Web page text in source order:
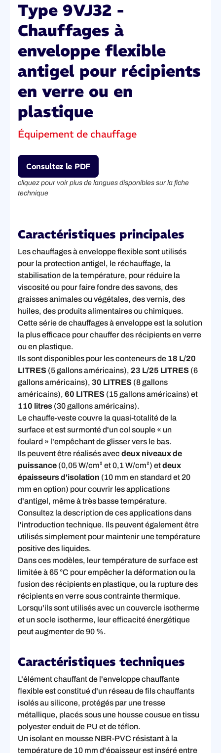
Type 9VJ32 -
Chauffages à
enveloppe flexible
antigel pour récipients
en verre ou en
plastique
Équipement de chauffage
Consultez le PDF
cliquez pour voir plus de langues disponibles sur la fiche
technique
Caractéristiques principales
Les chauffages à enveloppe flexible sont utilisés
pour la protection antigel, le réchauffage, la
stabilisation de la température, pour réduire la
viscosité ou pour faire fondre des savons, des
graisses animales ou végétales, des vernis, des
huiles, des produits alimentaires ou chimiques.
Cette série de chauffages à enveloppe est la solution
la plus efficace pour chauffer des récipients en verre
ou en plastique.
Ils sont disponibles pour les conteneurs de 18 L/20
LITRES (5 gallons américains), 23 L/25 LITRES (6
gallons américains), 30 LITRES (8 gallons
américains), 60 LITRES (15 gallons américains) et
110 litres (30 gallons américains).
Le chauffe-veste couvre la quasi-totalité de la
surface et est surmonté d'un col souple « un
foulard » l'empêchant de glisser vers le bas.
Ils peuvent être réalisés avec deux niveaux de
puissance (0,05 W/cm² et 0,1 W/cm²) etdeux
épaisseurs d'isolation (10 mm en standard et 20
mm en option) pour couvrir les applications
d'antigel, même à très basse température.
Consultez la description de ces applications dans
l'introduction technique. Ils peuvent également être
utilisés simplement pour maintenir une température
positive des liquides.
Dans ces modèles, leur température de surface est
limitée à 65 °C pour empêcher la déformation ou la
fusion des récipients en plastique, ou la rupture des
récipients en verre sous contrainte thermique.
Lorsqu'ils sont utilisés avec un couvercle isotherme
et un socle isotherme, leur efficacité énergétique
peut augmenter de 90 %.
Caractéristiques techniques
L'élément chauffant de l'enveloppe chauffante
flexible est constitué d'un réseau de fils chauffants
isolés au silicone, protégés par une tresse
métallique, placés sous une housse cousue en tissu
polyester enduit de PU et de téflon.
Un isolant en mousse NBR-PVC résistant à la
température de 10 mm d'épaisseur est inséré entre